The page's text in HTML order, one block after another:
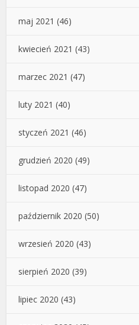
maj 2021 (46)
kwiecień 2021 (43)
marzec 2021 (47)
luty 2021 (40)
styczeń 2021 (46)
grudzień 2020 (49)
listopad 2020 (47)
październik 2020 (50)
wrzesień 2020 (43)
sierpień 2020 (39)
lipiec 2020 (43)